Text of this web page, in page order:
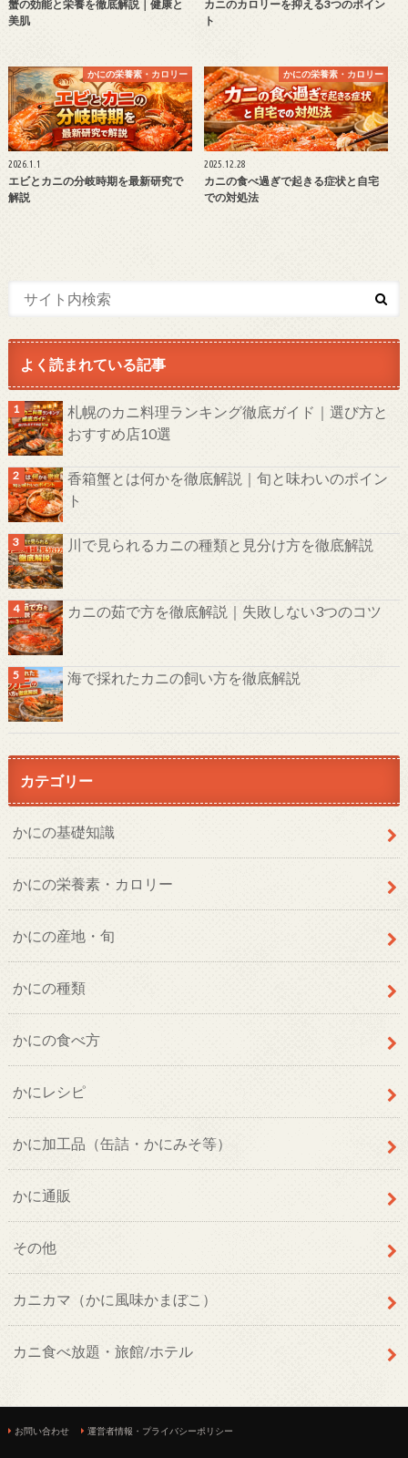
蟹の効能と栄養を徹底解説｜健康と
美肌
カニのカロリーを抑える3つのポイン
ト
かにの栄養素・カロリー
2026.1.1
エビとカニの分岐時期を最新研究で
解説
かにの栄養素・カロリー
2025.12.28
カニの食べ過ぎで起きる症状と自宅
での対処法
よく読まれている記事
札幌のカニ料理ランキング徹底ガイド｜選び方と
おすすめ店10選
香箱蟹とは何かを徹底解説｜旬と味わいのポイン
ト
川で見られるカニの種類と見分け方を徹底解説
カニの茹で方を徹底解説｜失敗しない3つのコツ
海で採れたカニの飼い方を徹底解説
カテゴリー
かにの基礎知識
かにの栄養素・カロリー
かにの産地・旬
かにの種類
かにの食べ方
かにレシピ
かに加工品（缶詰・かにみそ等）
かに通販
その他
カニカマ（かに風味かまぼこ）
カニ食べ放題・旅館/ホテル
お問い合わせ 運営者情報・プライバシーポリシー